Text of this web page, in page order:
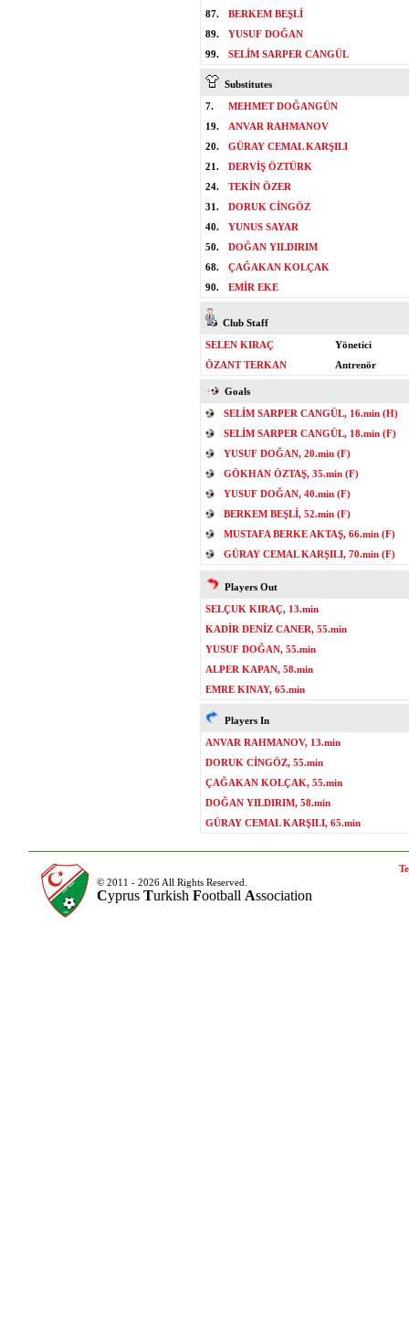
87.
BERKEM BEŞLİ
89.
YUSUF DOĞAN
99.
SELİM SARPER CANGÜL
Substitutes
7.
MEHMET DOĞANGÜN
19.
ANVAR RAHMANOV
20.
GÜRAY CEMAL KARŞILI
21.
DERVİŞ ÖZTÜRK
24.
TEKİN ÖZER
31.
DORUK CİNGÖZ
40.
YUNUS SAYAR
50.
DOĞAN YILDIRIM
68.
ÇAĞAKAN KOLÇAK
90.
EMİR EKE
Club Staff
SELEN KIRAÇ
Yönetici
ÖZANT TERKAN
Antrenör
Goals
SELİM SARPER CANGÜL, 16.min (H)
SELİM SARPER CANGÜL, 18.min (F)
YUSUF DOĞAN, 20.min (F)
GÖKHAN ÖZTAŞ, 35.min (F)
YUSUF DOĞAN, 40.min (F)
BERKEM BEŞLİ, 52.min (F)
MUSTAFA BERKE AKTAŞ, 66.min (F)
GÜRAY CEMAL KARŞILI, 70.min (F)
Players Out
SELÇUK KIRAÇ, 13.min
KADİR DENİZ CANER, 55.min
YUSUF DOĞAN, 55.min
ALPER KAPAN, 58.min
EMRE KINAY, 65.min
Players In
ANVAR RAHMANOV, 13.min
DORUK CİNGÖZ, 55.min
ÇAĞAKAN KOLÇAK, 55.min
DOĞAN YILDIRIM, 58.min
GÜRAY CEMAL KARŞILI, 65.min
© 2011 - 2026 All Rights Reserved.
Cyprus Turkish Football Association